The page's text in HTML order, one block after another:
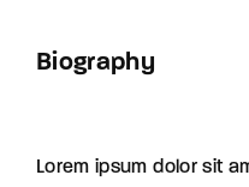
Biography
Lorem ipsum dolor sit